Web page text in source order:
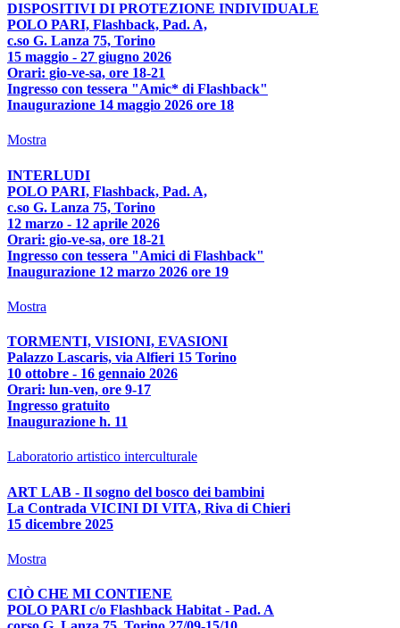
DISPOSITIVI DI PROTEZIONE INDIVIDUALE
POLO PARI, Flashback, Pad. A,
c.so G. Lanza 75, Torino
15 maggio - 27 giugno 2026
Orari: gio-ve-sa, ore 18-21
Ingresso con tessera "Amic* di Flashback"
Inaugurazione 14 maggio 2026 ore 18
Mostra
INTERLUDI
POLO PARI, Flashback, Pad. A,
c.so G. Lanza 75, Torino
12 marzo - 12 aprile 2026
Orari: gio-ve-sa, ore 18-21
Ingresso con tessera "Amici di Flashback"
Inaugurazione 12 marzo 2026 ore 19
Mostra
TORMENTI, VISIONI, EVASIONI
Palazzo Lascaris, via Alfieri 15 Torino
10 ottobre - 16 gennaio 2026
Orari: lun-ven, ore 9-17
Ingresso gratuito
Inaugurazione h. 11
Laboratorio artistico interculturale
ART LAB - Il sogno del bosco dei bambini
La Contrada VICINI DI VITA, Riva di Chieri
15 dicembre 2025
Mostra
CIÒ CHE MI CONTIENE
POLO PARI c/o Flashback Habitat - Pad. A